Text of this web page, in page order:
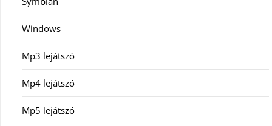
Windows
Mp3 lejátszó
Mp4 lejátszó
Mp5 lejátszó